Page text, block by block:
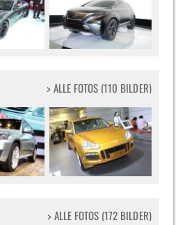
> ALLE FOTOS (110 BILDER)
> ALLE FOTOS (172 BILDER)